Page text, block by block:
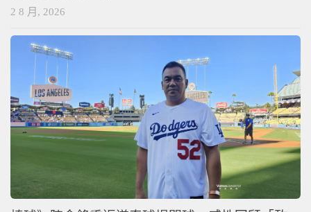
2 8 月, 2026